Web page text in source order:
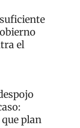
el
plan